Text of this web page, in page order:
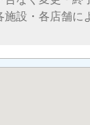
設・各店舗に